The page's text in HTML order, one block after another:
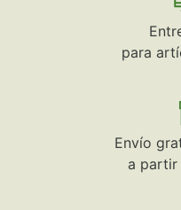
para
Envío
a partir